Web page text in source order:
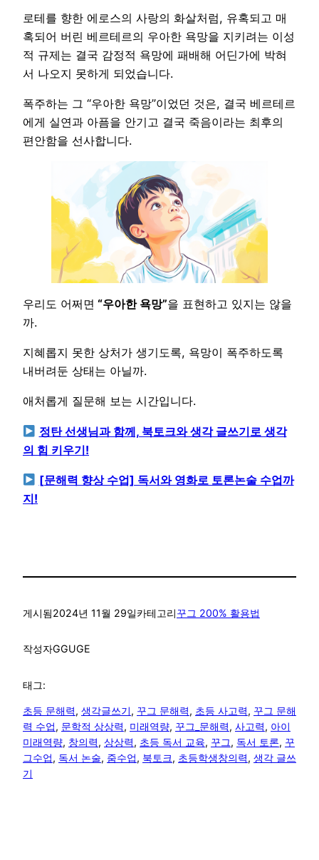
로테를 향한 에로스의 사랑의 화살처럼, 유혹되고 매
혹되어 버린 베르테르의 우아한 욕망을 지키려는 이성
적 규제는 결국 감정적 욕망에 패배해 어딘가에 박혀
서 나오지 못하게 되었습니다.
폭주하는 그 “우아한 욕망”이었던 것은, 결국 베르테르
에게 실연과 아픔을 안기고 결국 죽음이라는 최후의
편안함을 선사합니다.
우리도 어쩌면 “우아한 욕망”을 표현하고 있지는 않을
까.
지혜롭지 못한 상처가 생기도록, 욕망이 폭주하도록
내버려둔 상태는 아닐까.
애처롭게 질문해 보는 시간입니다.
정탄 선생님과 함께, 북토크와 생각 글쓰기로 생각
의 힘 키우기!
[문해력 향상 수업] 독서와 영화로 토론논술 수업까
지!
게시됨2024년 11월 29일카테고리꾸그 200% 활용법
작성자GGUGE
태그:
초등 문해력, 생각글쓰기, 꾸그 문해력, 초등 사고력, 꾸그 문해
력 수업, 문학적 상상력, 미래역량, 꾸그_문해력, 사고력, 아이
미래역량, 창의력, 상상력, 초등 독서 교육, 꾸그, 독서 토론, 꾸
그수업, 독서 논술, 줌수업, 북토크, 초등학생창의력, 생각 글쓰
기